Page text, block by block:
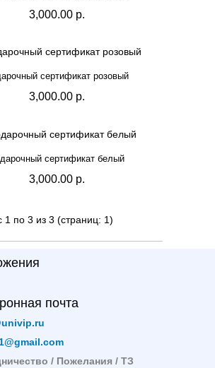
3,000.00 р.
сертификат розовый
3,000.00 р.
сертификат белый
3,000.00 р.
1 по 3 из 3 (страниц: 1)
почта
/ Пожелания / ТЗ